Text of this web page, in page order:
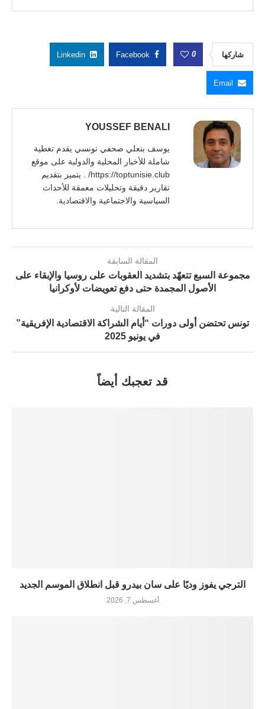
شاركها 0
Facebook
Linkedin
Email
YOUSSEF BENALI
يوسف بنعلي صحفي تونسي يقدم تغطية
شاملة للأخبار المحلية والدولية على موقع
https://toptunisie.club/ . يتميز بتقديم
تقارير دقيقة وتحليلات معمقة للأحداث
السياسية والاجتماعية والاقتصادية.
المقالة السابقة
مجموعة السبع تتعهّد بتشديد العقوبات على روسيا والإبقاء على
الأصول المجمدة حتى دفع تعويضات لأوكرانيا
المقالة التالية
تونس تحتضن أولى دورات “أيام الشراكة الاقتصادية الإفريقية”
في يونيو 2025
قد تعجبك أيضاً
الترجي يفوز وديًا على سان بيدرو قبل انطلاق الموسم الجديد
أغسطس 7, 2026